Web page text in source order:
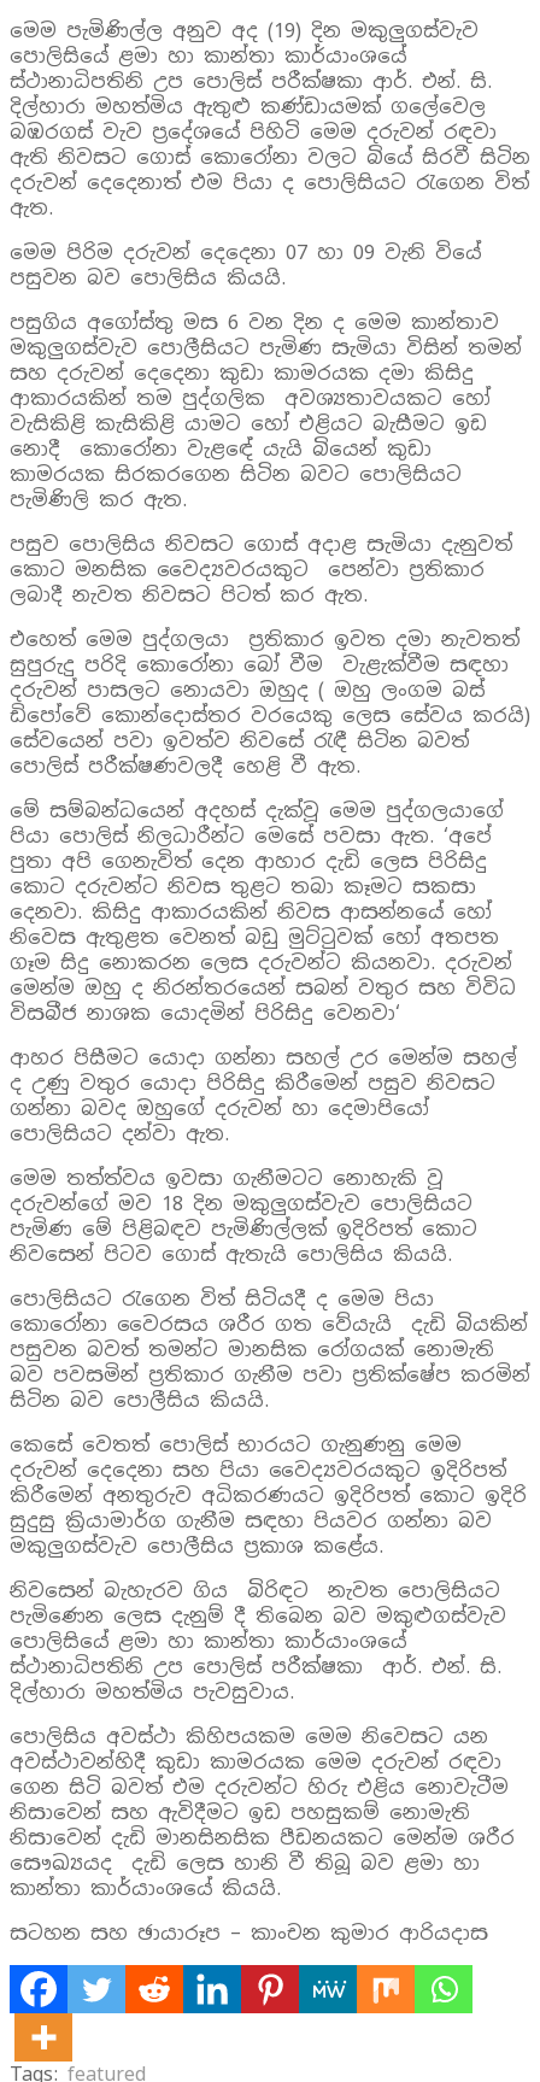
මෙම පැමිණිල්ල අනුව අද (19) දින මකුලුගස්වැව
පොලිසියේ ළමා හා කාන්තා කාර්යාංශයේ
ස්ථානාධිපතිනි උප පොලිස් පරීක්ෂකා ආර්. එන්. සි.
දිල්හාරා මහත්මිය ඇතුළු කණ්ඩායමක් ගලේවෙල
බඹරගස් වැව ප්‍රදේශයේ පිහිටි මෙම දරුවන් රඳවා
ඇති නිවසට ගොස් කොරෝනා වලට බියේ සිරවී සිටින
දරුවන් දෙදෙනාත් එම පියා ද පොලිසියට රැගෙන විත්
ඇත.
මෙම පිරිම දරුවන් දෙදෙනා 07 හා 09 වැනි වියේ
පසුවන බව පොලිසිය කියයි.
පසුගිය අගෝස්තු මස 6 වන දින ද මෙම කාන්තාව
මකුලුගස්වැව පොලීසියට පැමිණ සැමියා විසින් තමන්
සහ දරුවන් දෙදෙනා කුඩා කාමරයක දමා කිසිදු
ආකාරයකින් තම පුද්ගලික අවශ්‍යතාවයකට හෝ
වැසිකිළි කැසිකිළි යාමට හෝ එළියට බැසීමට ඉඩ
නොදී කොරෝනා වැළඳේ යැයි බියෙන් කුඩා
කාමරයක සිරකරගෙන සිටින බවට පොලිසියට
පැමිණිලි කර ඇත.
පසුව පොලිසිය නිවසට ගොස් අදාළ සැමියා දැනුවත්
කොට මනසික වෛද්‍යවරයකුට පෙන්වා ප්‍රතිකාර
ලබාදී නැවත නිවසට පිටත් කර ඇත.
එහෙත් මෙම පුද්ගලයා ප්‍රතිකාර ඉවත දමා නැවතත්
සුපුරුදු පරිදි කොරෝනා බෝ වීම වැළැක්වීම සඳහා
දරුවන් පාසලට නොයවා ඔහුද ( ඔහු ලංගම බස්
ඩිපෝවේ කොන්දොස්තර වරයෙකු ලෙස සේවය කරයි)
සේවයෙන් පවා ඉවත්ව නිවසේ රැඳී සිටින බවත්
පොලිස් පරීක්ෂණවලදී හෙළි වී ඇත.
මේ සම්බන්ධයෙන් අදහස් දැක්වූ මෙම පුද්ගලයාගේ
පියා පොලිස් නිලධාරීන්ට මෙසේ පවසා ඇත. ‘අපේ
පුතා අපි ගෙනැවිත් දෙන ආහාර දැඩි ලෙස පිරිසිදු
කොට දරුවන්ට නිවස තුළට තබා කෑමට සකසා
දෙනවා. කිසිදු ආකාරයකින් නිවස ආසන්නයේ හෝ
නිවෙස ඇතුළත වෙනත් බඩු මුට්ටුවක් හෝ අතපත
ගෑම සිදු නොකරන ලෙස දරුවන්ට කියනවා. දරුවන්
මෙන්ම ඔහු ද නිරන්තරයෙන් සබන් වතුර සහ විවිධ
විසබීජ නාශක යොදමින් පිරිසිදු වෙනවා‘
ආහර පිසීමට යොදා ගන්නා සහල් උර මෙන්ම සහල්
ද උණු වතුර යොදා පිරිසිදු කිරීමෙන් පසුව නිවසට
ගන්නා බවද ඔහුගේ දරුවන් හා දෙමාපියෝ
පොලිසියට දන්වා ඇත.
මෙම තත්ත්වය ඉවසා ගැනීමටට නොහැකි වූ
දරුවන්ගේ මව 18 දින මකුලුගස්වැව පොලිසියට
පැමිණ මේ පිළිබඳව පැමිණිල්ලක් ඉදිරිපත් කොට
නිවසෙන් පිටව ගොස් ඇතැයි පොලිසිය කියයි.
පොලිසියට රැගෙන විත් සිටියදී ද මෙම පියා
කොරෝනා වෛරසය ශරීර ගත වේයැයි දැඩි බියකින්
පසුවන බවත් තමන්ට මානසික රෝගයක් නොමැති
බව පවසමින් ප්‍රතිකාර ගැනීම පවා ප්‍රතික්ෂේප කරමින්
සිටින බව පොලීසිය කියයි.
කෙසේ වෙතත් පොලිස් භාරයට ගැනුණනු මෙම
දරුවන් දෙදෙනා සහ පියා වෛද්‍යවරයකුට ඉදිරිපත්
කිරීමෙන් අනතුරුව අධිකරණයට ඉදිරිපත් කොට ඉදිරි
සුදුසු ක්‍රියාමාර්ග ගැනීම සඳහා පියවර ගන්නා බව
මකුලුගස්වැව පොලීසිය ප්‍රකාශ කළේය.
නිවසෙන් බැහැරව ගිය බිරිඳට නැවත පොලිසියට
පැමිණෙන ලෙස දැනුම් දී තිබෙන බව මකුළුගස්වැව
පොලිසියේ ළමා හා කාන්තා කාර්යාංශයේ
ස්ථානාධිපතිනි උප පොලිස් පරීක්ෂකා ආර්. එන්. සි.
දිල්හාරා මහත්මිය පැවසුවාය.
පොලිසිය අවස්ථා කිහිපයකම මෙම නිවෙසට යන
අවස්ථාවන්හිදී කුඩා කාමරයක මෙම දරුවන් රඳවා
ගෙන සිටි බවත් එම දරුවන්ට හිරු එළිය නොවැටීම
නිසාවෙන් සහ ඇවිදීමට ඉඩ පහසුකම් නොමැති
නිසාවෙන් දැඩි මානසිනසික පීඩනයකට මෙන්ම ශරීර
සෞඛ්‍යයද දැඩි ලෙස හානි වී තිබූ බව ළමා හා
කාන්තා කාර්යාංශයේ කියයි.
සටහන සහ ඡායාරූප – කාංචන කුමාර ආරියදාස
Tags: featured